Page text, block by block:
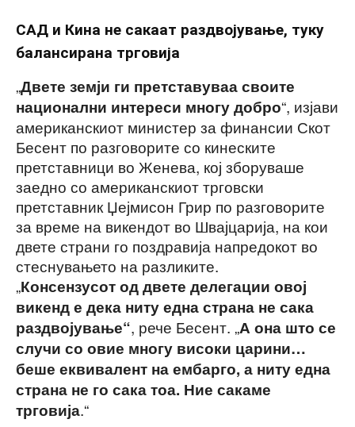
САД и Кина не сакаат раздвојување, туку
балансирана трговија
„Двете земји ги претставуваа своите
национални интереси многу добро“, изјави
американскиот министер за финансии Скот
Бесент по разговорите со кинеските
претставници во Женева, кој зборуваше
заедно со американскиот трговски
претставник Џејмисон Грир по разговорите
за време на викендот во Швајцарија, на кои
двете страни го поздравија напредокот во
стеснувањето на разликите.
„Консензусот од двете делегации овој
викенд е дека ниту една страна не сака
раздвојување“, рече Бесент. „А она што се
случи со овие многу високи царини…
беше еквивалент на ембарго, а ниту една
страна не го сака тоа. Ние сакаме
трговија.“